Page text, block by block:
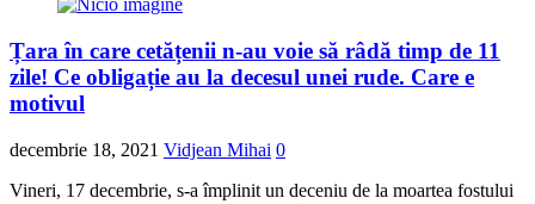
Țara în care cetățenii n-au voie să râdă timp de 11
zile! Ce obligație au la decesul unei rude. Care e
motivul
decembrie 18, 2021 Vidjean Mihai 0
Vineri, 17 decembrie, s-a împlinit un deceniu de la moartea fostului